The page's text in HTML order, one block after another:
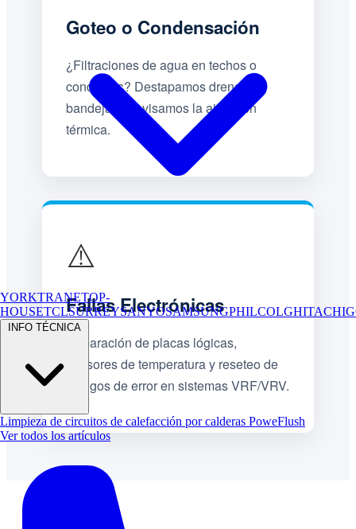
YORKTRANETOP-
HOUSETCLSURREYSANYOSAMSUNGPHILCOLGHITACHI
INFO TÉCNICA
Limpieza de circuitos de calefacción por calderas PoweFlush
Ver todos los artículos
Goteo o Condensación
¿Filtraciones de agua en techos o
conductos? Destapamos drenajes,
bandejas y revisamos la aislación
térmica.
⚠️
Fallas Electrónicas
Reparación de placas lógicas,
sensores de temperatura y reseteo de
códigos de error en sistemas VRF/VRV.